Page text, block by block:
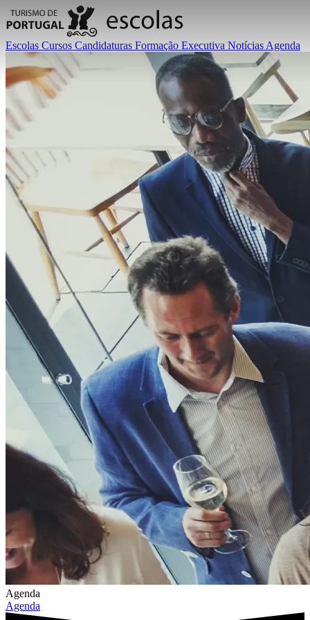
Escolas Cursos Candidaturas Formação Executiva Notícias Agenda
Agenda
Agenda